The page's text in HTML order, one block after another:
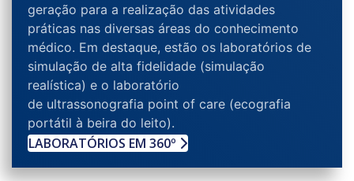
geração para a realização das atividades
práticas nas diversas áreas do conhecimento
médico. Em destaque, estão os laboratórios de
simulação de alta fidelidade (simulação
realística) e o laboratório
de ultrassonografia point of care (ecografia
portátil à beira do leito).
LABORATÓRIOS EM 360º